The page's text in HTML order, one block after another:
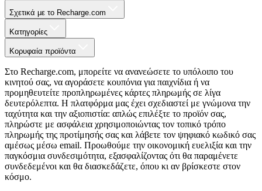
Σχετικά με το Recharge.com
Κατηγορίες
Κορυφαία προϊόντα
Στο Recharge.com, μπορείτε να ανανεώσετε το υπόλοιπο του
κινητού σας, να αγοράσετε κουπόνια για παιχνίδια ή να
προμηθευτείτε προπληρωμένες κάρτες πληρωμής σε λίγα
δευτερόλεπτα. Η πλατφόρμα μας έχει σχεδιαστεί με γνώμονα την
ταχύτητα και την αξιοπιστία: απλώς επιλέξτε το προϊόν σας,
πληρώστε με ασφάλεια χρησιμοποιώντας τον τοπικό τρόπο
πληρωμής της προτίμησής σας και λάβετε τον ψηφιακό κωδικό σας
αμέσως μέσω email. Προωθούμε την οικονομική ευελιξία και την
παγκόσμια συνδεσιμότητα, εξασφαλίζοντας ότι θα παραμένετε
συνδεδεμένοι και θα διασκεδάζετε, όπου κι αν βρίσκεστε στον
κόσμο.